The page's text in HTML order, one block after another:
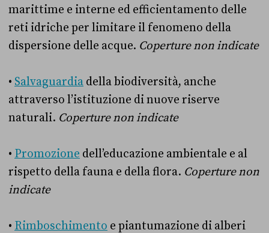
marittime e interne ed efficientamento delle
reti idriche per limitare il fenomeno della
dispersione delle acque. Coperture non indicate
• Salvaguardia della biodiversità, anche
attraverso l’istituzione di nuove riserve
naturali. Coperture non indicate
• Promozione dell’educazione ambientale e al
rispetto della fauna e della flora. Coperture non
indicate
• Rimboschimento e piantumazione di alberi